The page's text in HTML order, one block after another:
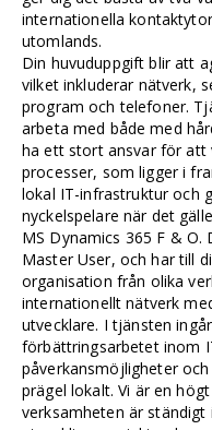
internationella
utomlands.
Din huvuduppgift blir att
vilket inkluderar nätverk,
program och telefoner.
arbeta med både med
ha ett stort ansvar för att
processer, som ligger i
lokal IT-infrastruktur och
nyckelspelare när det
MS Dynamics 365 F & O.
Master User, och har till
organisation från olika
internationellt nätverk
utvecklare. I tjänsten
förbättringsarbetet inom
påverkansmöjligheter
prägel lokalt. Vi är en
verksamheten är